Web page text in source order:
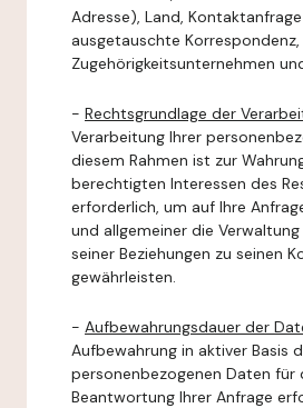
Adresse), Land,
ausgetauschte
Zugehörigkeitsunternehmen
- Rechtsgrundlage der
Verarbeitung Ihrer
diesem Rahmen ist zur
berechtigten Interessen des
erforderlich, um auf Ihre
und allgemeiner die
seiner Beziehungen zu seinen
gewährleisten.
- Aufbewahrungsdauer der
Aufbewahrung in aktiver Basis
personenbezogenen Daten für
Beantwortung Ihrer Anfrage